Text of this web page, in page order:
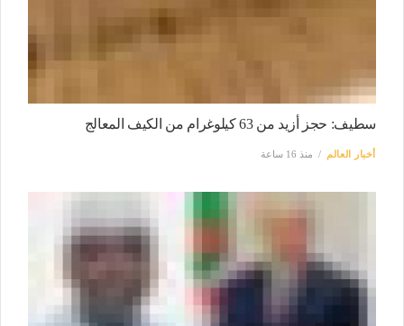
سطيف: حجز أزيد من 63 كيلوغرام من الكيف المعالج
أخبار العالم منذ 16 ساعة